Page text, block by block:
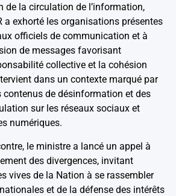
de la circulation de l’information,
a exhorté les organisations présentes
officiels de communication et à
de messages favorisant
collective et la cohésion
dans un contexte marqué par
de désinformation et des
sur les réseaux sociaux et
numériques.
le ministre a lancé un appel à
des divergences, invitant
vives de la Nation à se rassembler
et de la défense des intérêts